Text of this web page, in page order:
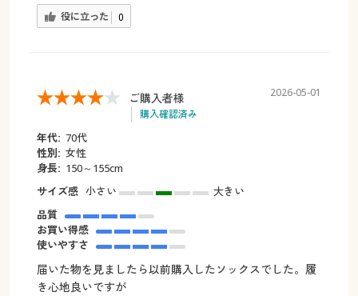
役に立った 0
ご購入者様
購入確認済み
2026-05-01
年代: 70代
性別: 女性
身長: 150～155cm
サイズ感 小さい
大きい
品質
お買い得感
使いやすさ
届いた物を見ましたら以前購入したソックスでした。履
き心地良いですが